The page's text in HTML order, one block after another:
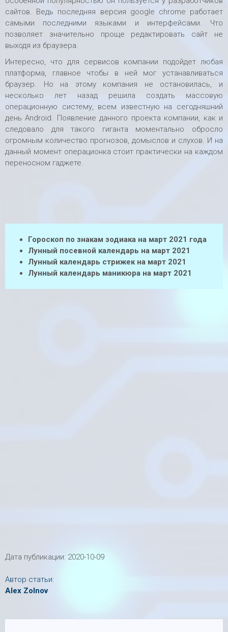
сайтов. Ведь последняя версия google chrome работает
самыми последними языками и интерфейсами. Что
позволяет значительно проще редактировать сайт не
выходя из браузера.
Интересно, что для сервисов компании подойдет любая
платформа, главное чтобы в ней мог устанавливаться
браузер. Но на этому компания не остановилась, и
несколько лет назад решила создать массовую
операционную систему, всем известную на сегодняшний
день Android. Появление данного проекта компании, как и
следовало для такого гиганта моментально обросло
огромным количество прогнозов, домыслов и слухов. И на
данный момент операционка стоит практически на каждом
переносном гаджете.
Гороскоп по знакам зодиака на март 2021 года
Лунный посевной календарь на март 2021
Лунный календарь стрижек на март 2021
Лунный календарь маникюра на март 2021
Дата публикации: 2020-10-09
Автор статьи:
Alex Zolnov